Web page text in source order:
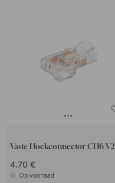
Vaste Hoekconnector CH6 V2
4.70 €
Op voorraad